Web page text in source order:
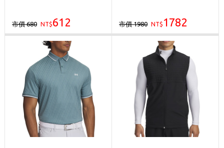
市價 680 NT$612 市價 1980 NT$ 1782